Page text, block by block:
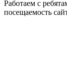
Работаем с
посещаемость